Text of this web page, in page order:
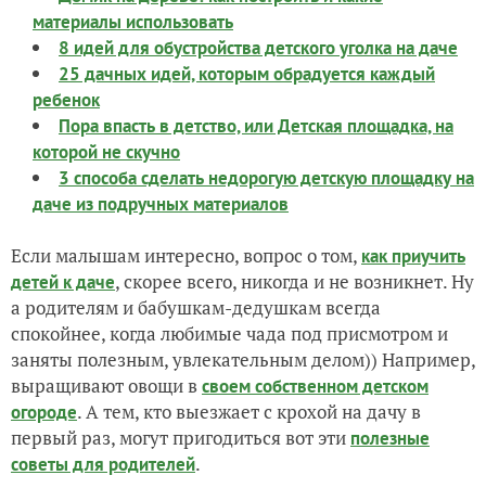
материалы использовать
8 идей для обустройства детского уголка на даче
25 дачных идей, которым обрадуется каждый
ребенок
Пора впасть в детство, или Детская площадка, на
которой не скучно
3 способа сделать недорогую детскую площадку на
даче из подручных материалов
Если малышам интересно, вопрос о том, как приучить
детей к даче, скорее всего, никогда и не возникнет. Ну
а родителям и бабушкам-дедушкам всегда
спокойнее, когда любимые чада под присмотром и
заняты полезным, увлекательным делом)) Например,
выращивают овощи всвоем собственном детском
огороде. А тем, кто выезжает с крохой на дачу в
первый раз, могут пригодиться вот эти полезные
советы для родителей.